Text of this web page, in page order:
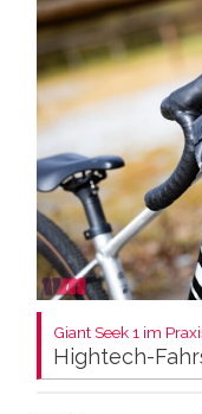
Giant Seek 1 im
Hightech-